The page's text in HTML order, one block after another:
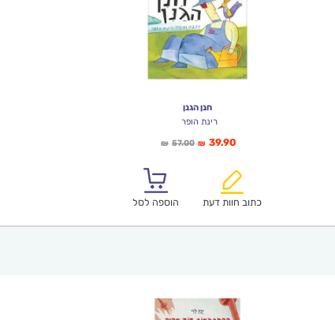
חנן הגנן
רינת הופר
₪ 57.00המחיר
₪57.00.
₪ 39.90
הוא:
כתוב חוות דעת
הוספה לסל